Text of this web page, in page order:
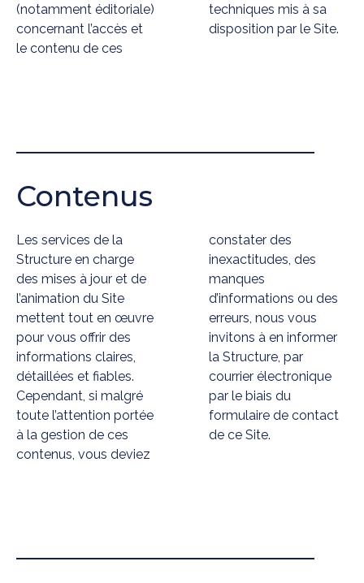
(notamment éditoriale)
concernant l’accès et
le contenu de ces
techniques mis à sa
disposition par le Site.
Contenus
Les services de la
Structure en charge
des mises à jour et de
l’animation du Site
mettent tout en œuvre
pour vous offrir des
informations claires,
détaillées et fiables.
Cependant, si malgré
toute l’attention portée
à la gestion de ces
contenus, vous deviez
constater des
inexactitudes, des
manques
d’informations ou des
erreurs, nous vous
invitons à en informer
la Structure, par
courrier électronique
par le biais du
formulaire de contact
de ce Site.